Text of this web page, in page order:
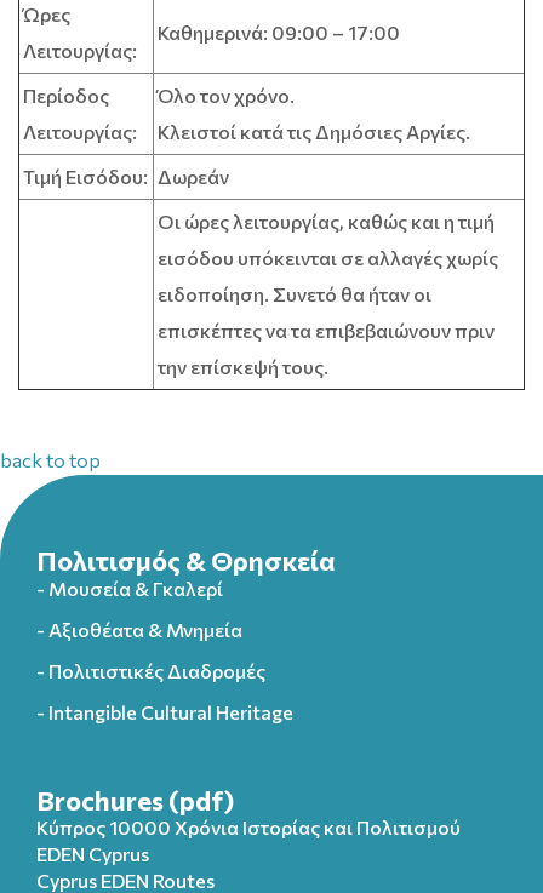
Ώρες
Λειτουργίας:
Καθημερινά: 09:00 – 17:00
Περίοδος
Λειτουργίας:
Όλο τον χρόνο.
Κλειστοί κατά τις Δημόσιες Αργίες.
Τιμή Εισόδου: Δωρεάν
Οι ώρες λειτουργίας, καθώς και η τιμή
εισόδου υπόκεινται σε αλλαγές χωρίς
ειδοποίηση. Συνετό θα ήταν οι
επισκέπτες να τα επιβεβαιώνουν πριν
την επίσκεψή τους.
back to top
Πολιτισμός & Θρησκεία
- Μουσεία & Γκαλερί
- Αξιοθέατα & Μνημεία
- Πολιτιστικές Διαδρομές
- Intangible Cultural Heritage
Brochures (pdf)
Κύπρος 10000 Χρόνια Ιστορίας και Πολιτισμού
EDEN Cyprus
Cyprus EDEN Routes